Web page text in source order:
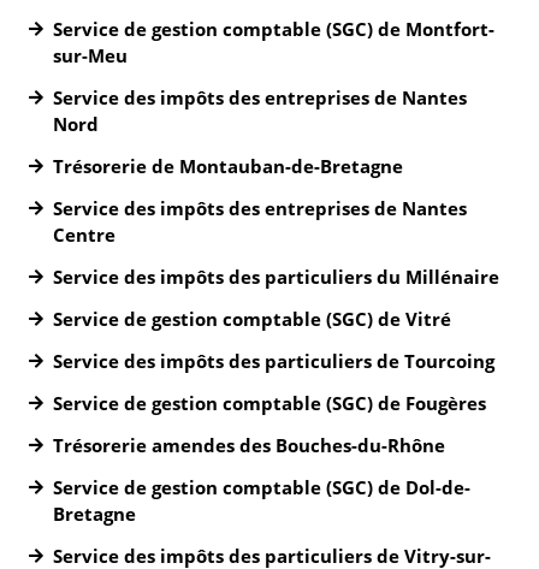
Service de gestion comptable (SGC) de Montfort-
sur-Meu
Service des impôts des entreprises de Nantes
Nord
Trésorerie de Montauban-de-Bretagne
Service des impôts des entreprises de Nantes
Centre
Service des impôts des particuliers du Millénaire
Service de gestion comptable (SGC) de Vitré
Service des impôts des particuliers de Tourcoing
Service de gestion comptable (SGC) de Fougères
Trésorerie amendes des Bouches-du-Rhône
Service de gestion comptable (SGC) de Dol-de-
Bretagne
Service des impôts des particuliers de Vitry-sur-